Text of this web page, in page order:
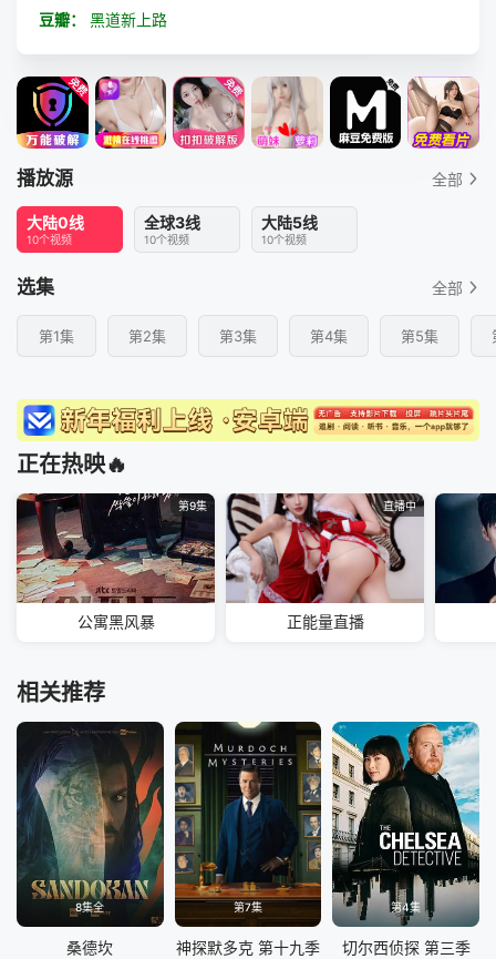
豆瓣：
黑道新上路
播放源 全部
大陆0线
10个视频
全球3线
10个视频
大陆5线
10个视频
选集 全部
第1集 第2集 第3集 第4集 第5集
正在热映🔥
第9集
公寓黑风暴
直播中
正能量直播
相关推荐
8集全
桑德坎
第7集
神探默多克 第十九季
第4集
切尔西侦探 第三季